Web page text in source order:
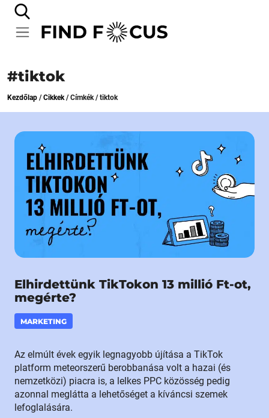
#tiktok
Kezdőlap /Cikkek/Címkék/tiktok
Elhirdettünk TikTokon 13 millió Ft-ot,
megérte?
MARKETING
Az elmúlt évek egyik legnagyobb újítása a TikTok
platform meteorszerű berobbanása volt a hazai (és
nemzetközi) piacra is, a lelkes PPC közösség pedig
azonnal meglátta a lehetőséget a kíváncsi szemek
lefoglalására.